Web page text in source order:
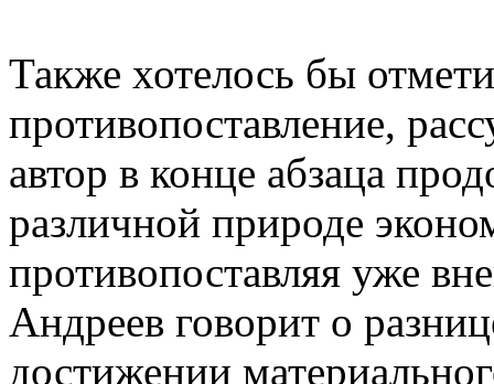
Также хотелось бы
противопоставление,
автор в конце абзаца
различной природе
противопоставляя уже
Андреев говорит о
достижении